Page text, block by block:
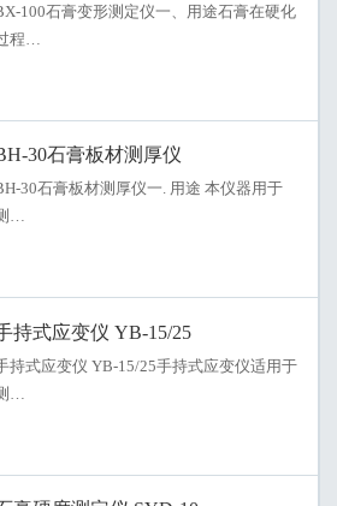
100石膏变形测定仪一、用途石膏在硬化
程…
30石膏板材测厚仪
30石膏板材测厚仪一. 用途 本仪器用于
…
持式应变仪 YB-15/25
持式应变仪 YB-15/25手持式应变仪适用于
…